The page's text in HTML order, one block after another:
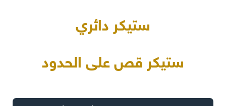
ستيكر دائري
ستيكر قص على الحدود